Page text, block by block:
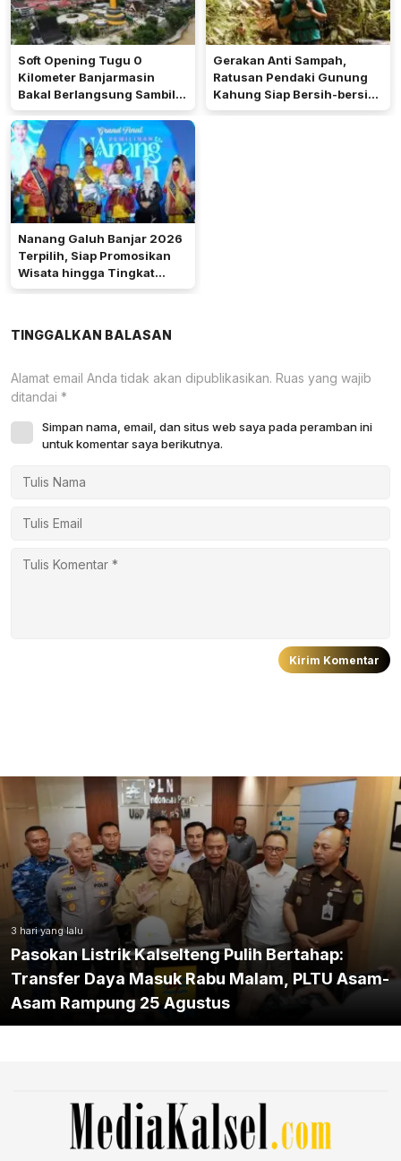
Soft Opening Tugu 0
Kilometer Banjarmasin
Bakal Berlangsung Sambil
Nobar Final Piala Dunia
Gerakan Anti Sampah,
Ratusan Pendaki Gunung
Kahung Siap Bersih-bersih
Saat HUT RI
Nanang Galuh Banjar 2026
Terpilih, Siap Promosikan
Wisata hingga Tingkat
Nasional
TINGGALKAN BALASAN
Alamat email Anda tidak akan dipublikasikan. Ruas yang wajib
ditandai *
Simpan nama, email, dan situs web saya pada peramban ini
untuk komentar saya berikutnya.
3 hari yang lalu
Pasokan Listrik Kalselteng Pulih Bertahap:
Transfer Daya Masuk Rabu Malam, PLTU Asam-
Asam Rampung 25 Agustus